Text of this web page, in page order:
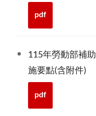
pdf
115年勞動部補
施要點(含附件)
pdf